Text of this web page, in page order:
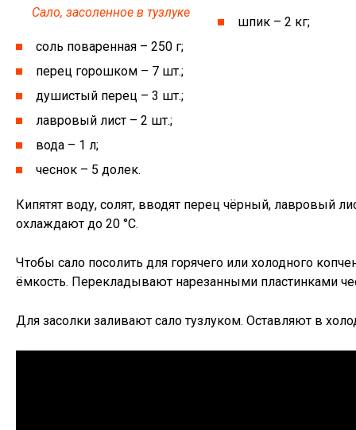
Сало, засоленное в тузлуке
шпик – 2 кг;
соль поваренная – 250 г;
перец горошком – 7 шт.;
душистый перец – 3 шт.;
лавровый лист – 2 шт.;
вода – 1 л;
чеснок – 5 долек.
Кипятят воду, солят, вводят перец чёрный, лавровый
охлаждают до 20 °С.
Чтобы сало посолить для горячего или холодного
ёмкость. Перекладывают нарезанными пластинками
Для засолки заливают сало тузлуком. Оставляют в